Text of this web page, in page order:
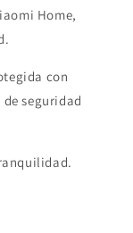
Home,
con
seguridad